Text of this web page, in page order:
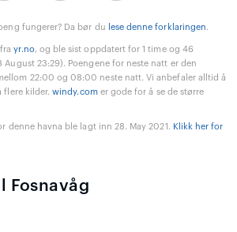
fungerer? Da bør du lese denne forklaringen.
frayr.no, og ble sist oppdatert for 1 time og 46
23:29). Poengene for neste natt er den
22:00 og 08:00 neste natt. Vi anbefaler alltid å
flere kilder.windy.comer gode for å se de større
denne havna ble lagt inn 28. May 2021. Klikk her for
Fosnavåg